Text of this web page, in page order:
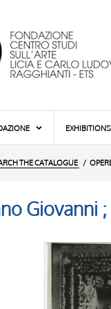
EXHIBITIONS
THE CATALOGUE
Giovanni